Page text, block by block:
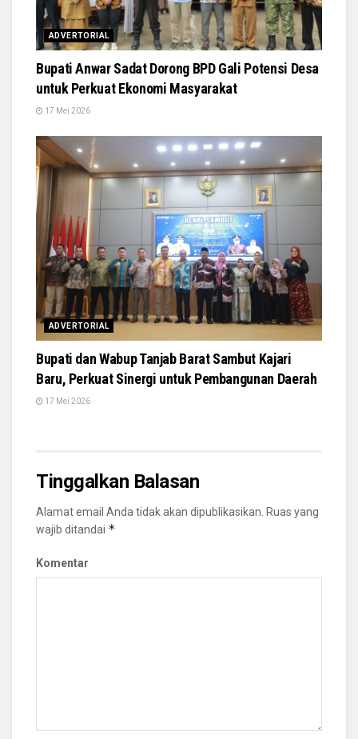
ADVERTORIAL
Bupati Anwar Sadat Dorong BPD Gali Potensi Desa
untuk Perkuat Ekonomi Masyarakat
17 Mei 2026
ADVERTORIAL
Bupati dan Wabup Tanjab Barat Sambut Kajari
Baru, Perkuat Sinergi untuk Pembangunan Daerah
17 Mei 2026
Tinggalkan Balasan
Alamat email Anda tidak akan dipublikasikan. Ruas yang
wajib ditandai *
Komentar